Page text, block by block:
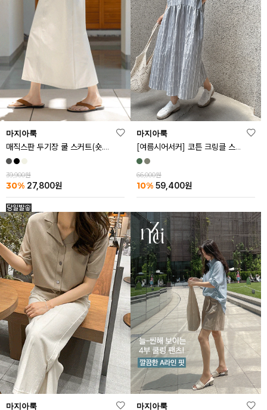
마지아룩
매직스판 두기장 쿨 스커트(숏.기본ver)
39,900원
30% 27,800원
마지아룩
[여름시어서커] 코튼 크링클 스트라이프 원피스
66,000원
10% 59,400원
마지아룩 마지아룩